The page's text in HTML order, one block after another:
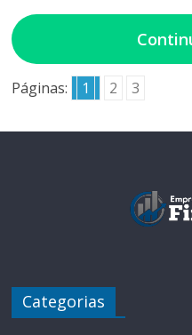
Páginas: 1 2 3
Categorias